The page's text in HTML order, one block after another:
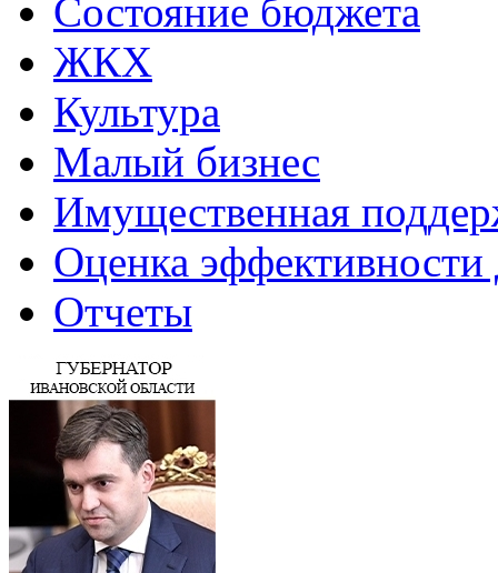
Состояние бюджета
ЖКХ
Культура
Малый бизнес
Имущественная
Оценка эффективности
Отчеты